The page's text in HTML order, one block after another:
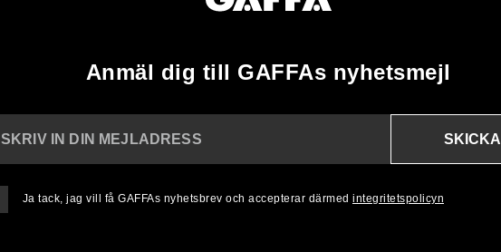
Anmäl dig till GAFFAs nyhetsmejl
SKRIV IN DIN MEJLADRESS
SKICKA
Ja tack, jag vill få GAFFAs nyhetsbrev och accepterar därmed integritetspolicyn